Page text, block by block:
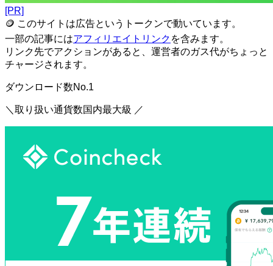
[PR]
🪙 このサイトは広告というトークンで動いています。
一部の記事にはアフィリエイトリンク を含みます。
リンク先でアクションがあると、運営者のガス代がちょっと
チャージされます。
ダウンロード数No.1
＼取り扱い通貨数国内最大級 ／